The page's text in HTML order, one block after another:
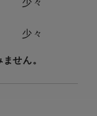
少々
せん。